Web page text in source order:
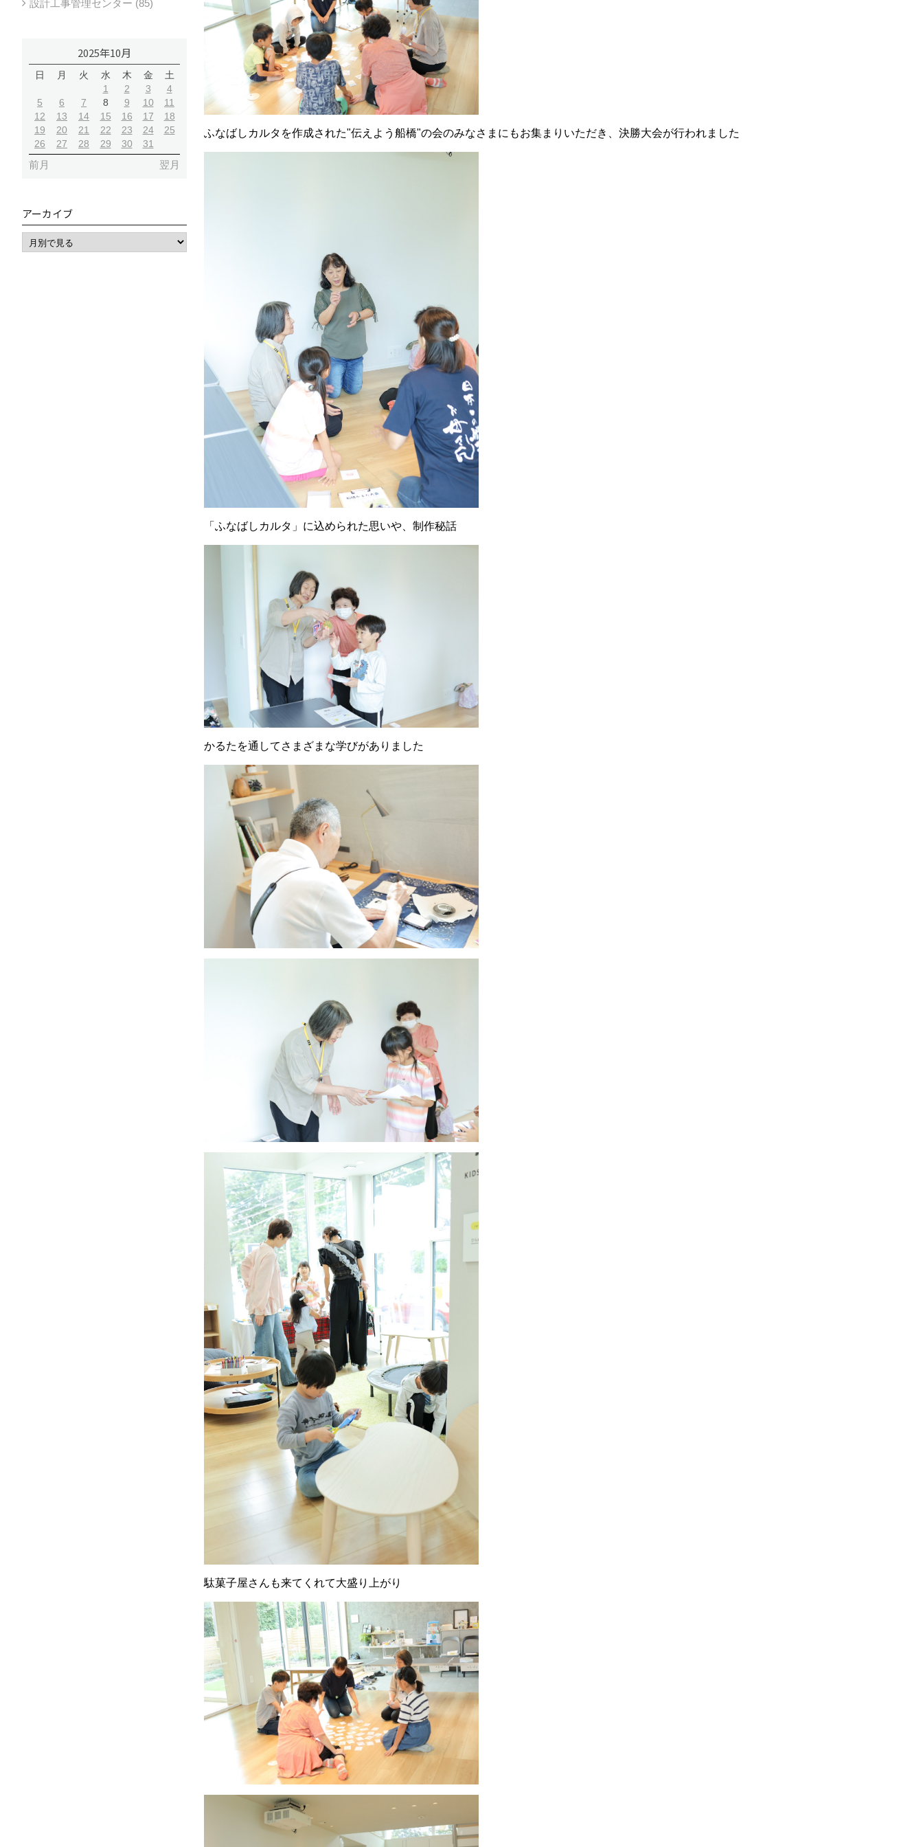
ふなばしカルタを作成された"伝えよう船橋"の会のみなさまにもお集まりいただき、決勝大会が行われました
「ふなばしカルタ」に込められた思いや、制作秘話
かるたを通してさまざまな学びがありました
駄菓子屋さんも来てくれて大盛り上がり
設計工事管理センター (85)
2025年10月
日 月 火 水 木 金
土
1
2 3
4
5
6 7 8 9 10
11
12
13 14 15 16 17
18
19
20 21 22 23 24
25
26
27 28 29 30 31
前月 翌月
アーカイブ